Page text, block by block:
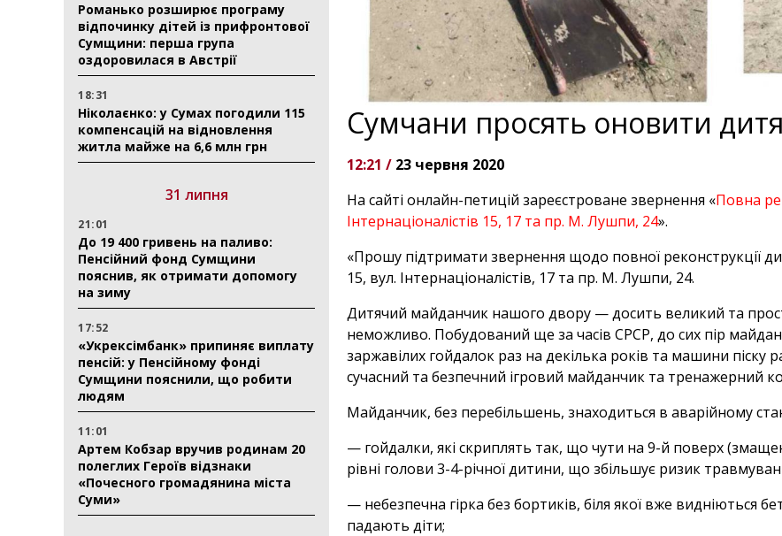
Романько розширює програму
відпочинку дітей із прифронтової
Сумщини: перша група
оздоровилася в Австрії
18:31
Ніколаєнко: у Сумах погодили 115
компенсацій на відновлення
житла майже на 6,6 млн грн
31 липня
21:01
До 19 400 гривень на паливо:
Пенсійний фонд Сумщини
пояснив, як отримати допомогу
на зиму
17:52
«Укрексімбанк» припиняє виплату
пенсій: у Пенсійному фонді
Сумщини пояснили, що робити
людям
11:01
Артем Кобзар вручив родинам 20
полеглих Героїв відзнаки
«Почесного громадянина міста
Суми»
Сумчани просять оновити
12:21 / 23 червня 2020
На сайті онлайн-петицій зареєстроване звернення «Повна
Інтернаціоналістів 15, 17 та пр. М. Лушпи, 24».
«Прошу підтримати звернення щодо повної реконструкції
15, вул. Інтернаціоналістів, 17 та пр. М. Лушпи, 24.
Дитячий майданчик нашого двору — досить великий та
неможливо. Побудований ще за часів СРСР, до сих пір
заржавілих гойдалок раз на декілька років та машини піску
сучасний та безпечний ігровий майданчик та тренажерний
Майданчик, без перебільшень, знаходиться в аварійному
— гойдалки, які скриплять так, що чути на 9-й поверх
рівні голови 3-4-річної дитини, що збільшує ризик
— небезпечна гірка без бортиків, біля якої вже видніються
падають діти;